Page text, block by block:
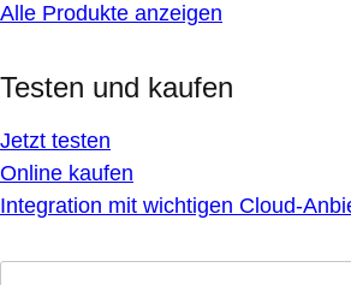
Alle Produkte anzeigen
Testen und kaufen
Jetzt testen
Online kaufen
Integration mit wichtigen Cloud-